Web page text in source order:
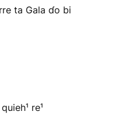
ta Gala ɗo bi
re¹